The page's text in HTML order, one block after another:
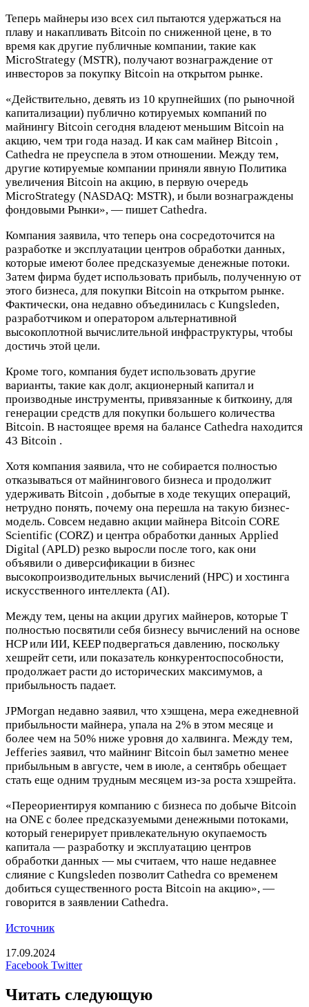
Теперь майнеры изо всех сил пытаются удержаться на
плаву и накапливать Bitcoin по сниженной цене, в то
время как другие публичные компании, такие как
MicroStrategy (MSTR), получают вознаграждение от
инвесторов за покупку Bitcoin на открытом рынке.
«Действительно, девять из 10 крупнейших (по рыночной
капитализации) публично котируемых компаний по
майнингу Bitcoin сегодня владеют меньшим Bitcoin на
акцию, чем три года назад. И как сам майнер Bitcoin ,
Cathedra не преуспела в этом отношении. Между тем,
другие котируемые компании приняли явную Политика
увеличения Bitcoin на акцию, в первую очередь
MicroStrategy (NASDAQ: MSTR), и были вознаграждены
фондовыми Рынки», — пишет Cathedra.
Компания заявила, что теперь она сосредоточится на
разработке и эксплуатации центров обработки данных,
которые имеют более предсказуемые денежные потоки.
Затем фирма будет использовать прибыль, полученную от
этого бизнеса, для покупки Bitcoin на открытом рынке.
Фактически, она недавно объединилась с Kungsleden,
разработчиком и оператором альтернативной
высокоплотной вычислительной инфраструктуры, чтобы
достичь этой цели.
Кроме того, компания будет использовать другие
варианты, такие как долг, акционерный капитал и
производные инструменты, привязанные к биткоину, для
генерации средств для покупки большего количества
Bitcoin. В настоящее время на балансе Cathedra находится
43 Bitcoin .
Хотя компания заявила, что не собирается полностью
отказываться от майнингового бизнеса и продолжит
удерживать Bitcoin , добытые в ходе текущих операций,
нетрудно понять, почему она перешла на такую ​​бизнес-
модель. Совсем недавно акции майнера Bitcoin CORE
Scientific (CORZ) и центра обработки данных Applied
Digital (APLD) резко выросли после того, как они
объявили о диверсификации в бизнес
высокопроизводительных вычислений (HPC) и хостинга
искусственного интеллекта (AI).
Между тем, цены на акции других майнеров, которые T
полностью посвятили себя бизнесу вычислений на основе
HCP или ИИ, KEEP подвергаться давлению, поскольку
хешрейт сети, или показатель конкурентоспособности,
продолжает расти до исторических максимумов, а
прибыльность падает.
JPMorgan недавно заявил, что хэшцена, мера ежедневной
прибыльности майнера, упала на 2% в этом месяце и
более чем на 50% ниже уровня до халвинга. Между тем,
Jefferies заявил, что майнинг Bitcoin был заметно менее
прибыльным в августе, чем в июле, а сентябрь обещает
стать еще одним трудным месяцем из-за роста хэшрейта.
«Переориентируя компанию с бизнеса по добыче Bitcoin
на ONE с более предсказуемыми денежными потоками,
который генерирует привлекательную окупаемость
капитала — разработку и эксплуатацию центров
обработки данных — мы считаем, что наше недавнее
слияние с Kungsleden позволит Cathedra со временем
добиться существенного роста Bitcoin на акцию», —
говорится в заявлении Cathedra.
Источник
17.09.2024
Facebook TwitterLinkedIn
Tumblr
Reddit
Вконтакте
Одноклассники
Skype
Messenger
Messenger
WhatsApp
Telegram
Viber
Line
Печатать
Читать следующую